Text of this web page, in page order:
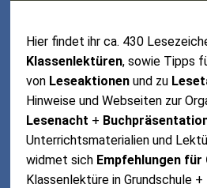
Hier findet ihr ca. 430
Klassenlektüren, sowie Tipps
von Leseaktionen und zu
Hinweise und Webseiten zur
Lesenacht +
Unterrichtsmaterialien und
widmet sich Empfehlungen
Klassenlektüre in Grundschule